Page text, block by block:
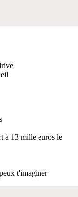
à 13 mille euros le
t'imaginer